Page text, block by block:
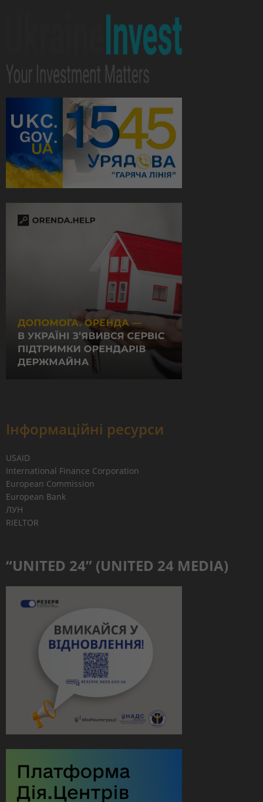
Інформаційні ресурси
USAID
International Finance Corporation
European Commission
European Bank
ЛУН
RIELTOR
“UNITED 24” (UNITED 24 MEDIA)